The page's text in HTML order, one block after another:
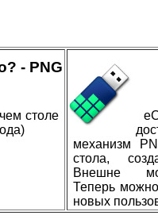
- PNG
столе
механизм
стола,
Внешне
Теперь
новых